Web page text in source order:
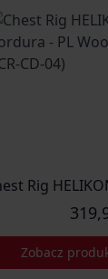
Chest Rig HELIKON Chicom - Cordura
Zobacz